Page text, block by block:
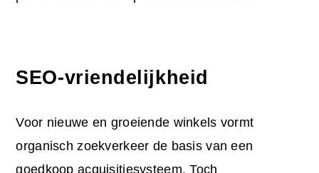
SEO-vriendelijkheid
Voor nieuwe en groeiende winkels vormt
organisch zoekverkeer de basis van een
goedkoop acquisitiesysteem. Toch